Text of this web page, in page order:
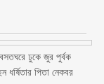
বসতঘরে ঢুকে জুর পুর্বক
ধর্ষিতার পিতা নেকবর